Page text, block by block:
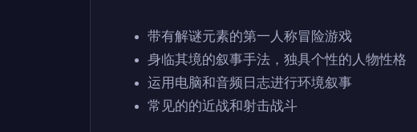
带有解谜元素的第一人称冒险游戏
身临其境的叙事手法，独具个性的人物性格
运用电脑和音频日志进行环境叙事
常见的的近战和射击战斗